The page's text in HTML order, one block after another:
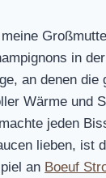
in
an denen die
Wärme und
jeden
lieben, ist
an Boeuf